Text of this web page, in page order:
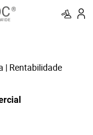
| Rentabilidade